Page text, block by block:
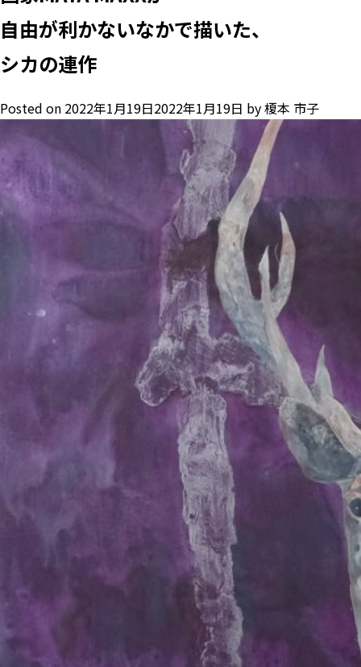
自由が利かないなかで描いた、
シカの連作
Posted on 2022年1月19日2022年1月19日 by榎本 市子